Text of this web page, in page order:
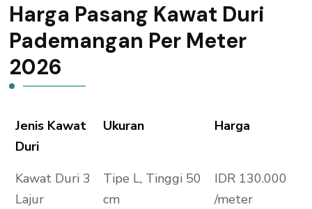
Harga Pasang Kawat Duri
Pademangan Per Meter
2026
Jenis Kawat
Duri
Ukuran Harga
Kawat Duri 3
Lajur
Tipe L, Tinggi 50
cm
IDR 130.000
/meter